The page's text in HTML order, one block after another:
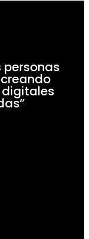
personas
digitales